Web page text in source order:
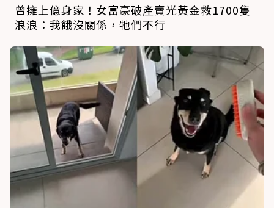
曾擁上億身家！女富豪破產賣光黃金救1700隻
浪浪：我餓沒關係，牠們不行